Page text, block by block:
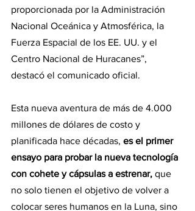
proporcionada por la Administración
Nacional Oceánica y Atmosférica, la
Fuerza Espacial de los EE. UU. y el
Centro Nacional de Huracanes”,
destacó el comunicado oficial.
Esta nueva aventura de más de 4.000
millones de dólares de costo y
planificada hace décadas, es el primer
ensayo para probar la nueva tecnología
con cohete y cápsulas a estrenar, que
no solo tienen el objetivo de volver a
colocar seres humanos en la Luna, sino